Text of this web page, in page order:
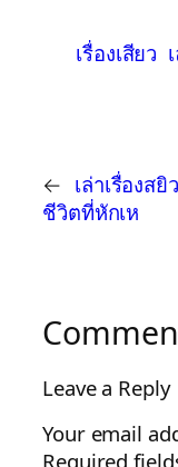
เรื่องเสียว
← เล่าเรื่องส
ชีวิตที่หักเห
Leave a Reply
Your email
Required